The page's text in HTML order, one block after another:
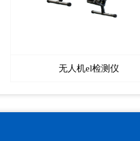
无人机el检测仪